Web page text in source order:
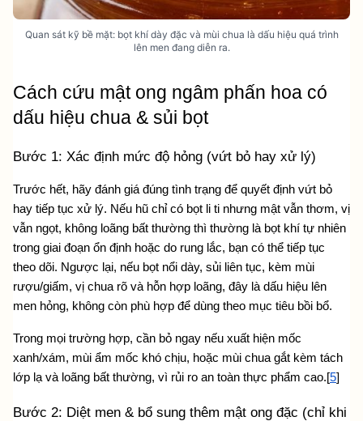
Quan sát kỹ bề mặt: bọt khí dày đặc và mùi chua là dấu hiệu quá trình
lên men đang diễn ra.
Cách cứu mật ong ngâm phấn hoa có
dấu hiệu chua & sủi bọt
Bước 1: Xác định mức độ hỏng (vứt bỏ hay xử lý)
Trước hết, hãy đánh giá đúng tình trạng để quyết định vứt bỏ
hay tiếp tục xử lý. Nếu hũ chỉ có bọt li ti nhưng mật vẫn thơm, vị
vẫn ngọt, không loãng bất thường thì thường là bọt khí tự nhiên
trong giai đoạn ổn định hoặc do rung lắc, bạn có thể tiếp tục
theo dõi. Ngược lại, nếu bọt nổi dày, sủi liên tục, kèm mùi
rượu/giấm, vị chua rõ và hỗn hợp loãng, đây là dấu hiệu lên
men hỏng, không còn phù hợp để dùng theo mục tiêu bồi bổ.
Trong mọi trường hợp, cần bỏ ngay nếu xuất hiện mốc
xanh/xám, mùi ẩm mốc khó chịu, hoặc mùi chua gắt kèm tách
lớp lạ và loãng bất thường, vì rủi ro an toàn thực phẩm cao.[5]
Bước 2: Diệt men & bổ sung thêm mật ong đặc (chỉ khi